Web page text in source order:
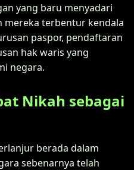
yang baru menyadari
mereka terbentur kendala
paspor, pendaftaran
hak waris yang
negara.
Nikah sebagai
berada dalam
sebenarnya telah